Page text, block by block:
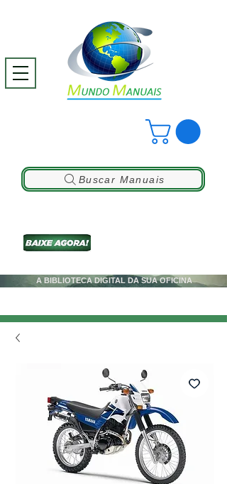
A BIBLIOTECA DIGITAL DA SUA OFICINA
Buscar Manuais